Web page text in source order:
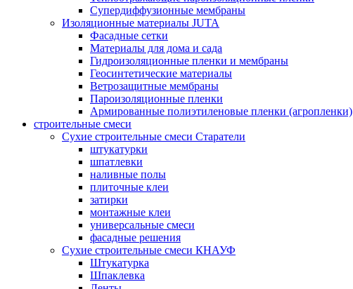
Супердиффузионные мембраны
Изоляционные материалы JUTA
Фасадные сетки
Материалы для дома и сада
Гидроизоляционные пленки и мембраны
Геосинтетические материалы
Ветрозащитные мембраны
Пароизоляционные пленки
Армированные полиэтиленовые пленки (агропленки)
строительные смеси
Сухие строительные смеси Старатели
штукатурки
шпатлевки
наливные полы
плиточные клеи
затирки
монтажные клеи
универсальные смеси
фасадные решения
Сухие строительные смеси КНАУФ
Штукатурка
Шпаклевка